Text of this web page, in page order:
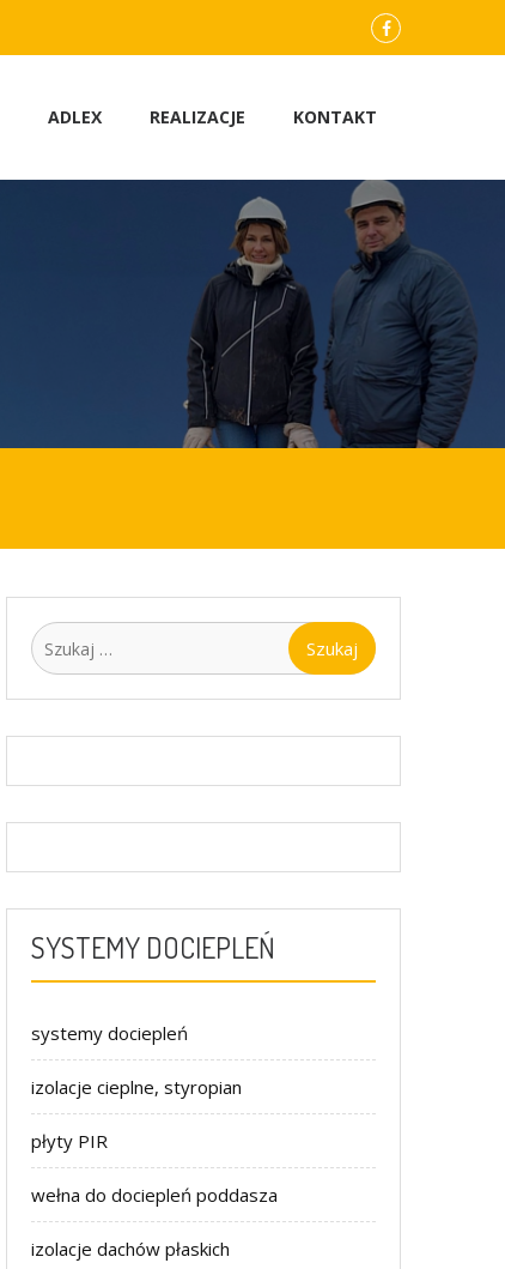
facebook.com
ADLEX REALIZACJE KONTAKT
Szukaj:
SYSTEMY DOCIEPLEŃ
systemy dociepleń
izolacje cieplne, styropian
płyty PIR
wełna do dociepleń poddasza
izolacje dachów płaskich